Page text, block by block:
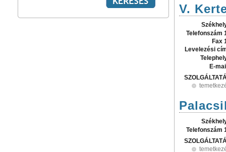
V.
Telefonszám
Fax
Levelezési
E-
Telefonszám